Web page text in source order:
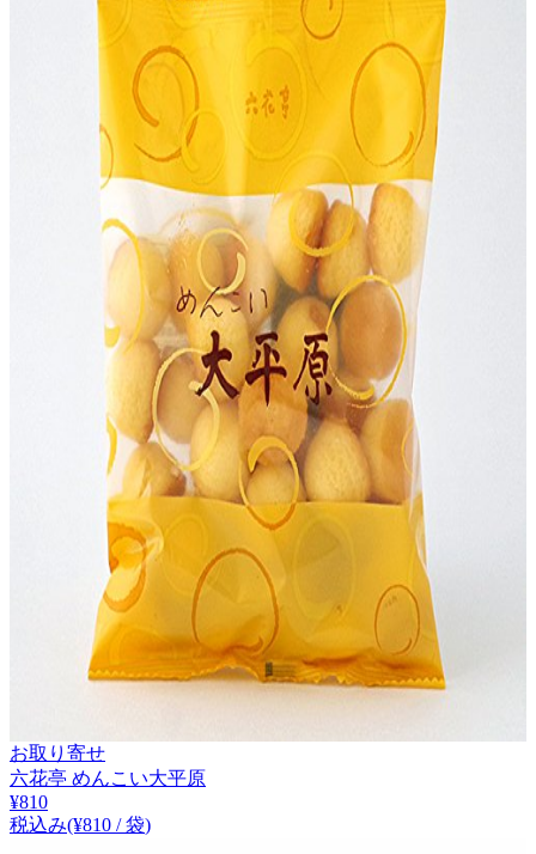
お取り寄せ
六花亭 めんこい大平原
¥810
税込み(¥810 / 袋)